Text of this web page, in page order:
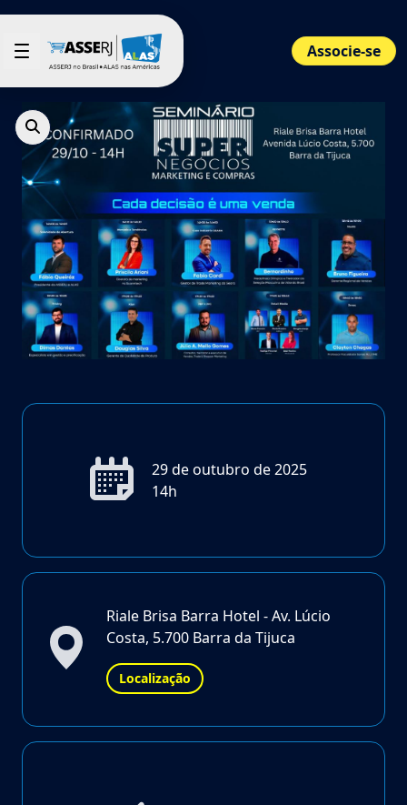
Pular para o Conteúdo principal
Associe-se
29 de outubro de 2025
14h
Riale Brisa Barra Hotel - Av. Lúcio
Costa, 5.700 Barra da Tijuca
Localização